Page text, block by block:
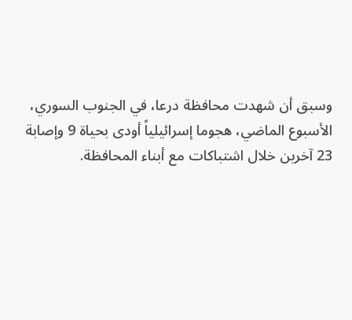
وسبق أن شهدت محافظة درعا، في الجنوب السوري،
الأسبوع الماضي، هجوما إسرائيلياً أودى بحياة 9 وإصابة
23 آخرين خلال اشتباكات مع أبناء المحافظة.